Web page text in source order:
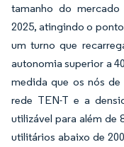
tamanho do
2025, atingindo o
um turno que
autonomia superior a
medida que os nós
rede TEN-T e a
utilizável para além de
utilitários abaixo de